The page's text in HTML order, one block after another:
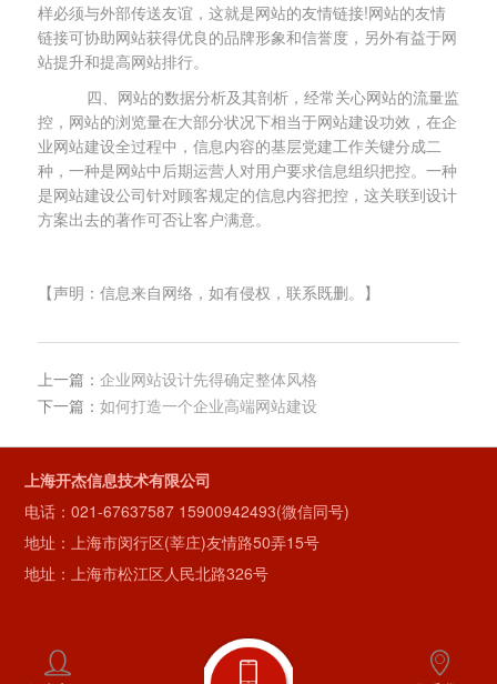
样必须与外部传送友谊，这就是网站的友情链接!网站的友情
链接可协助网站获得优良的品牌形象和信誉度，另外有益于网
站提升和提高网站排行。
四、网站的数据分析及其剖析，经常关心网站的流量监
控，网站的浏览量在大部分状况下相当于网站建设功效，在企
业网站建设全过程中，信息内容的基层党建工作关键分成二
种，一种是网站中后期运营人对用户要求信息组织把控。一种
是网站建设公司针对顾客规定的信息内容把控，这关联到设计
方案出去的著作可否让客户满意。
【声明：信息来自网络，如有侵权，联系既删。】
上一篇： 企业网站设计先得确定整体风格
下一篇： 如何打造一个企业高端网站建设
上海开杰信息技术有限公司
电话：021-67637587 15900942493(微信同号)
地址：上海市闵行区(莘庄)友情路50弄15号
地址：上海市松江区人民北路326号